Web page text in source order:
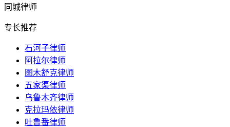
同城律师
专长推荐
石河子律师
阿拉尔律师
图木舒克律师
五家渠律师
乌鲁木齐律师
克拉玛依律师
吐鲁番律师